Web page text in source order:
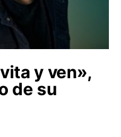
y ven»,
de su